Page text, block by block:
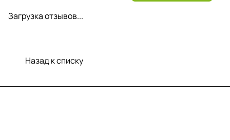
Загрузка отзывов...
Назад к списку